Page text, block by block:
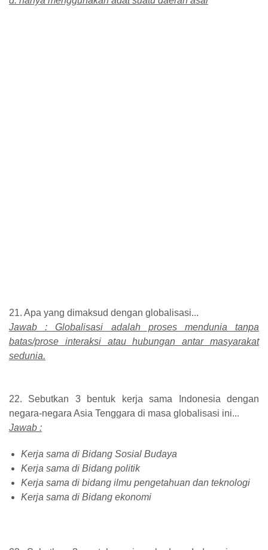
21. Apa yang dimaksud dengan globalisasi...
Jawab : Globalisasi adalah proses mendunia tanpa
batas/prose interaksi atau hubungan antar masyarakat
sedunia.
22. Sebutkan 3 bentuk kerja sama Indonesia dengan
negara-negara Asia Tenggara di masa globalisasi ini...
Jawab :
Kerja sama di Bidang Sosial Budaya
Kerja sama di Bidang politik
Kerja sama di bidang ilmu pengetahuan dan teknologi
Kerja sama di Bidang ekonomi